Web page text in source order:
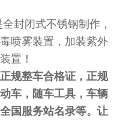
封闭式不锈钢制作，
喷雾装置，加装紫外
置！
规整车合格证，正规
车，随车工具，车辆
国服务站名录等。让